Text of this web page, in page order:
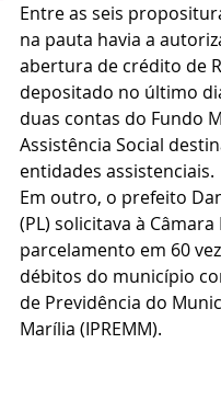
Entre as seis
na pauta havia a
abertura de crédito de
depositado no último
duas contas do Fundo
Assistência Social
entidades assistenciais.
Em outro, o prefeito
(PL) solicitava à
parcelamento em 60
débitos do município
de Previdência do
Marília (IPREMM).